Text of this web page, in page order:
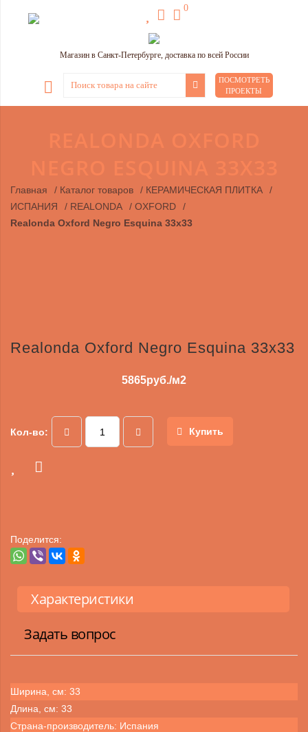
0
Магазин в Санкт-Петербурге, доставка по всей России
ПОСМОТРЕТЬ
ПРОЕКТЫ
Главная / Каталог товаров / КЕРАМИЧЕСКАЯ ПЛИТКА
/
ИСПАНИЯ
/ REALONDA / OXFORD
/
Realonda Oxford Negro Esquina 33x33
Realonda Oxford Negro Esquina 33x33
5865руб./м2
Кол-во: Купить
Поделится:
Характеристики
Задать вопрос
Ширина, см: 33
Длина, см: 33
Страна-производитель: Испания